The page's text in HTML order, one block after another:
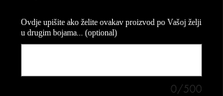
Ovdje upišite ako želite ovakav proizvod po Vašoj želji
u drugim bojama... (optional)
0/500